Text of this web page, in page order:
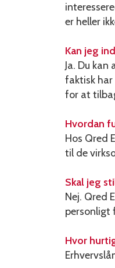
er heller
Kan jeg
Ja. Du
faktisk
for at
Hvordan
Hos Qred
til de
Skal jeg
Nej. Qred
personligt
Hvor